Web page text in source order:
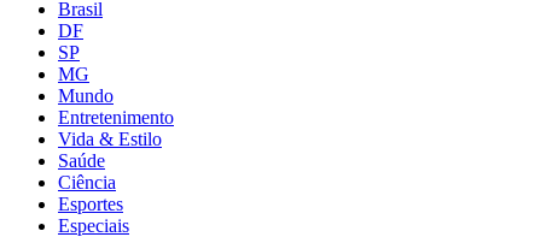
Brasil
DF
SP
MG
Mundo
Entretenimento
Vida & Estilo
Saúde
Ciência
Esportes
Especiais